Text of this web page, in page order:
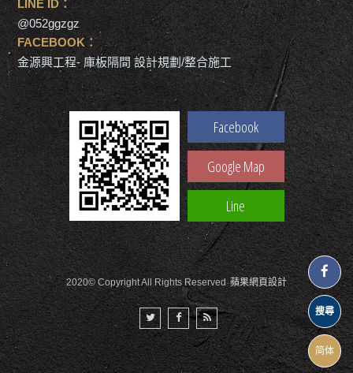
搜尋
简体
LINE ID：
@052ggzgz
FACEBOOK：
金源興工程- 庫板隔間 設計規劃/整合施工
Facebook
Google Map
Line
2020© Copyright All Rights Reserved 蘋果網頁設計